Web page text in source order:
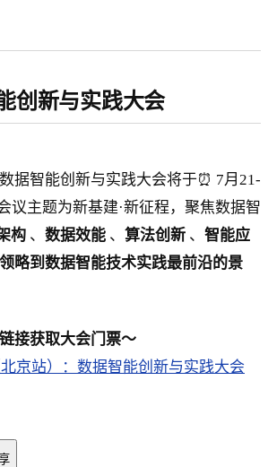
创新与实践大会
据智能创新与实践大会将于⏰ 7月21-
议主题为新基建·新征程，聚焦数据智
构 、 数据效能 、 算法创新 、 智能应
领略到数据智能技术实践最前沿的景
接获取大会门票～
北京站）：数据智能创新与实践大会